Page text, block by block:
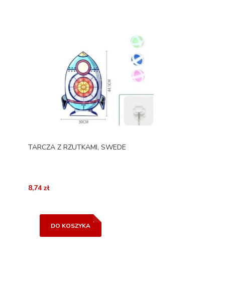
TARCZA Z RZUTKAMI, SWEDE
8,74 zł
DO KOSZYKA